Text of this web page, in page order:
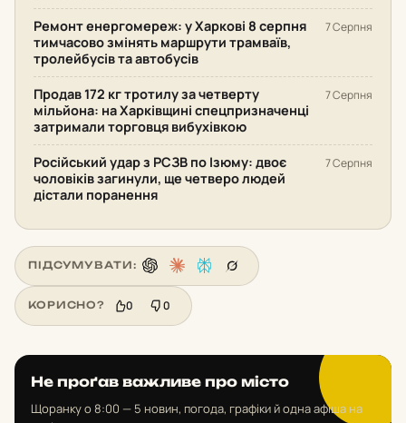
Ремонт енергомереж: у Харкові 8 серпня
тимчасово змінять маршрути трамваїв,
тролейбусів та автобусів
7 Серпня
Продав 172 кг тротилу за четверту
мільйона: на Харківщині спецпризначенці
затримали торговця вибухівкою
7 Серпня
Російський удар з РСЗВ по Ізюму: двоє
чоловіків загинули, ще четверо людей
дістали поранення
7 Серпня
ПІДСУМУВАТИ:
КОРИСНО? 0 0
Не проґав важливе про місто
Щоранку о 8:00 — 5 новин, погода, графіки й одна афіша на